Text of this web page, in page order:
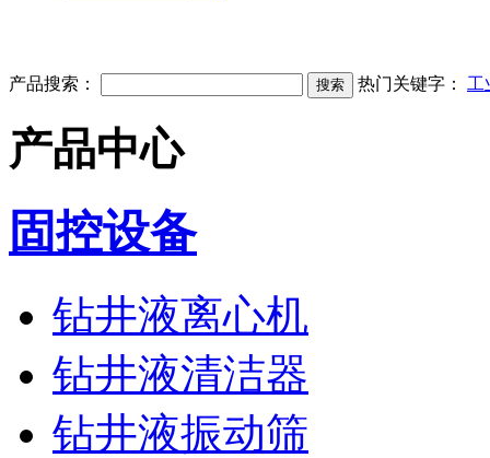
产品搜索： 热门关键字： 工
产品中心
固控设备
钻井液离心机
钻井液清洁器
钻井液振动筛